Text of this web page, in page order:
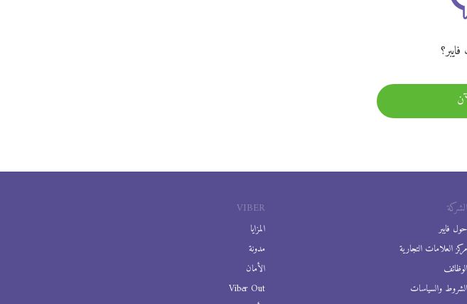
VIBER
المزايا
مدونة
الأمان
Viber Out
الشركة
حول فايبر
مركز العلامات التجارية
الوظائف
الشروط والسياسات